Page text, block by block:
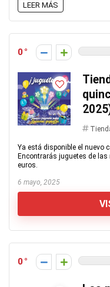
LEER MÁS
0
Ya está disponible el nuevo
Encontrarás juguetes de
euros.
6 mayo, 2025
0